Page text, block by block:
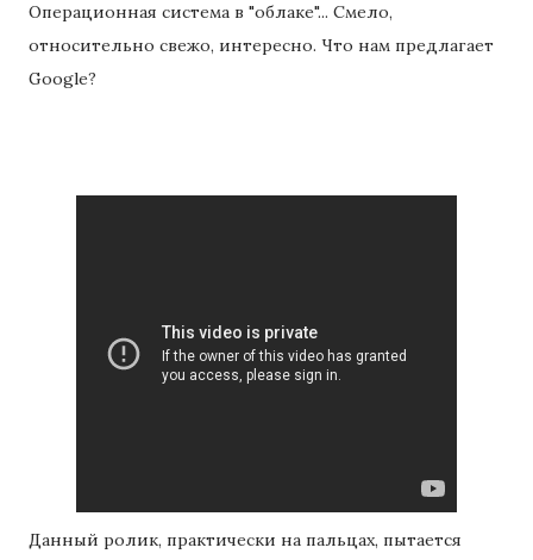
Операционная система в "облаке"... Смело,
относительно свежо, интересно. Что нам предлагает
Google?
Данный ролик, практически на пальцах, пытается